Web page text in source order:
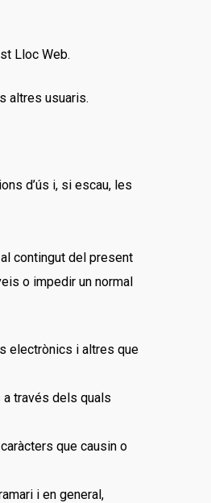
Lloc Web.
altres usuaris.
d’ús i, si escau, les
contingut del present
o impedir un normal
electrònics i altres que
a través dels quals
que causin o
i en general,